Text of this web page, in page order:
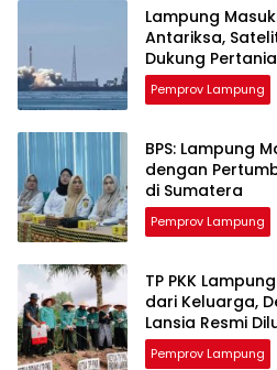
Lampung
Antariksa,
Dukung
Pemprov Lampung
BPS: Lampung
dengan
di Sumatera
Pemprov Lampung
TP PKK
dari Keluarga,
Lansia Resmi
Pemprov Lampung